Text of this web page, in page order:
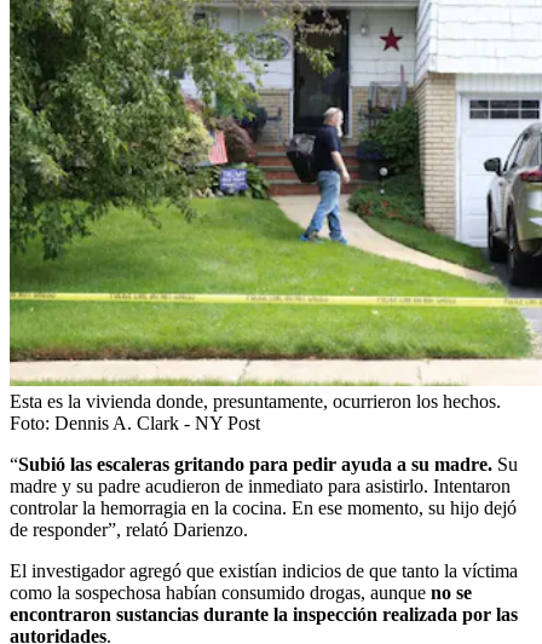
Esta es la vivienda donde, presuntamente, ocurrieron los hechos.
Foto: Dennis A. Clark - NY Post
“Subió las escaleras gritando para pedir ayuda a su madre. Su
madre y su padre acudieron de inmediato para asistirlo. Intentaron
controlar la hemorragia en la cocina. En ese momento, su hijo dejó
de responder”, relató Darienzo.
El investigador agregó que existían indicios de que tanto la víctima
como la sospechosa habían consumido drogas, aunque no se
encontraron sustancias durante la inspección realizada por las
autoridades.